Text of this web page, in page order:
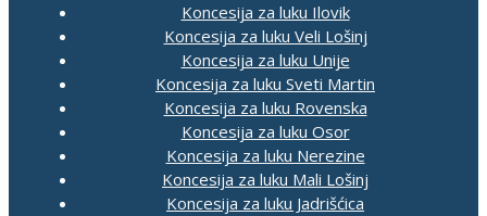
Koncesija za luku Ilovik
Koncesija za luku Veli Lošinj
Koncesija za luku Unije
Koncesija za luku Sveti Martin
Koncesija za luku Rovenska
Koncesija za luku Osor
Koncesija za luku Nerezine
Koncesija za luku Mali Lošinj
Koncesija za luku Jadrišćica